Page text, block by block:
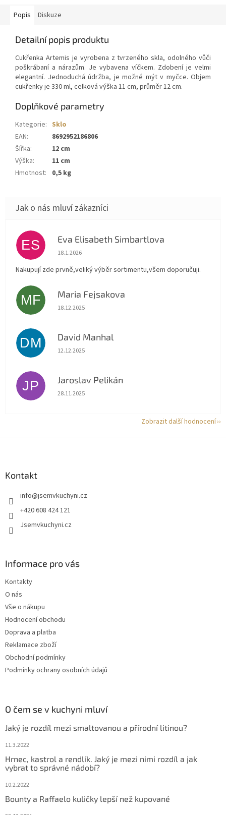
Popis Diskuze
Detailní popis produktu
Cukřenka Artemis je vyrobena z tvrzeného skla, odolného vůči
poškrábaní a nárazům. Je vybavena víčkem. Zdobení je velmi
elegantní. Jednoduchá údržba, je možné mýt v myčce. Objem
cukřenky je 330 ml, celková výška 11 cm, průměr 12 cm.
Doplňkové parametry
Kategorie: Sklo
EAN:
8692952186806
Šířka:
12 cm
Výška:
11 cm
Hmotnost: 0,5 kg
ES Eva Elisabeth Simbartlova
Hodnocení obchodu je 5 z 5 hvězdiček.
18.1.2026
Nakupují zde prvně,veliký výběr sortimentu,všem doporučuji.
MF Maria Fejsakova
Hodnocení obchodu je 5 z 5 hvězdiček.
18.12.2025
DM David Manhal
Hodnocení obchodu je 5 z 5 hvězdiček.
12.12.2025
JP Jaroslav Pelikán
Hodnocení obchodu je 5 z 5 hvězdiček.
28.11.2025
Zobrazit další hodnocení
Kontakt
info@jsemvkuchyni.cz
+420 608 424 121
Jsemvkuchyni.cz
Informace pro vás
Kontakty
O nás
Vše o nákupu
Hodnocení obchodu
Doprava a platba
Reklamace zboží
Obchodní podmínky
Podmínky ochrany osobních údajů
O čem se v kuchyni mluví
Jaký je rozdíl mezi smaltovanou a přírodní litinou?
11.3.2022
Hrnec, kastrol a rendlík. Jaký je mezi nimi rozdíl a jak
vybrat to správné nádobí?
10.2.2022
Bounty a Raffaelo kuličky lepší než kupované